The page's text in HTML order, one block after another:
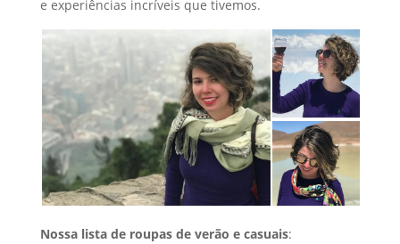
e experiências incríveis que tivemos.
Nossa lista de roupas de verão e casuais: